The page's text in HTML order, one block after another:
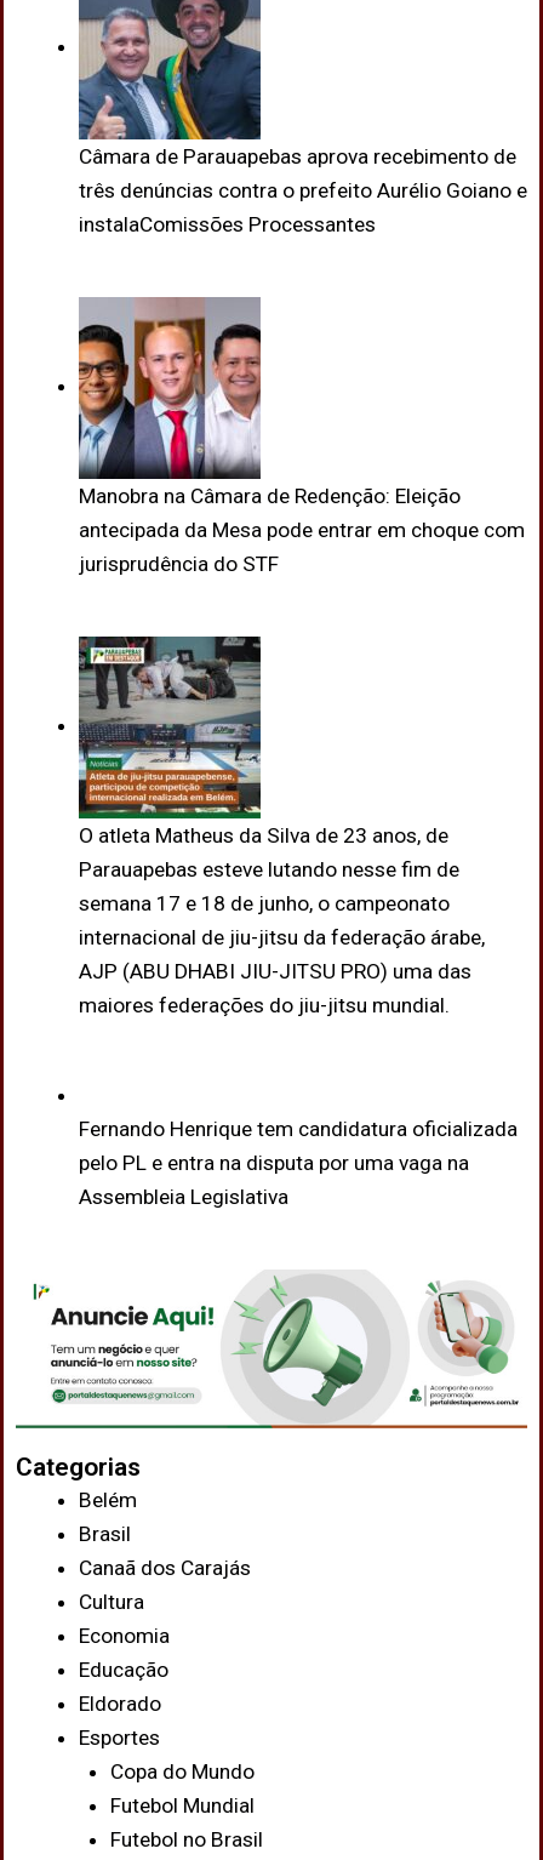
Câmara de Parauapebas aprova recebimento de
três denúncias contra o prefeito Aurélio Goiano e
instalaComissões Processantes
Manobra na Câmara de Redenção: Eleição
antecipada da Mesa pode entrar em choque com
jurisprudência do STF
O atleta Matheus da Silva de 23 anos, de
Parauapebas esteve lutando nesse fim de
semana 17 e 18 de junho, o campeonato
internacional de jiu-jitsu da federação árabe,
AJP (ABU DHABI JIU-JITSU PRO) uma das
maiores federações do jiu-jitsu mundial.
Fernando Henrique tem candidatura oficializada
pelo PL e entra na disputa por uma vaga na
Assembleia Legislativa
Categorias
Belém
Brasil
Canaã dos Carajás
Cultura
Economia
Educação
Eldorado
Esportes
Copa do Mundo
Futebol Mundial
Futebol no Brasil